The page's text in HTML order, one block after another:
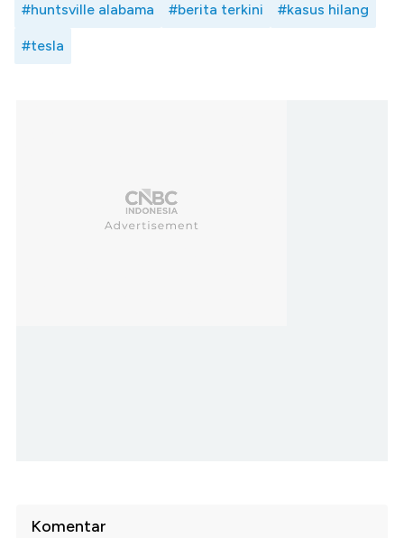
#huntsville alabama #berita terkini #kasus hilang
#tesla
Komentar